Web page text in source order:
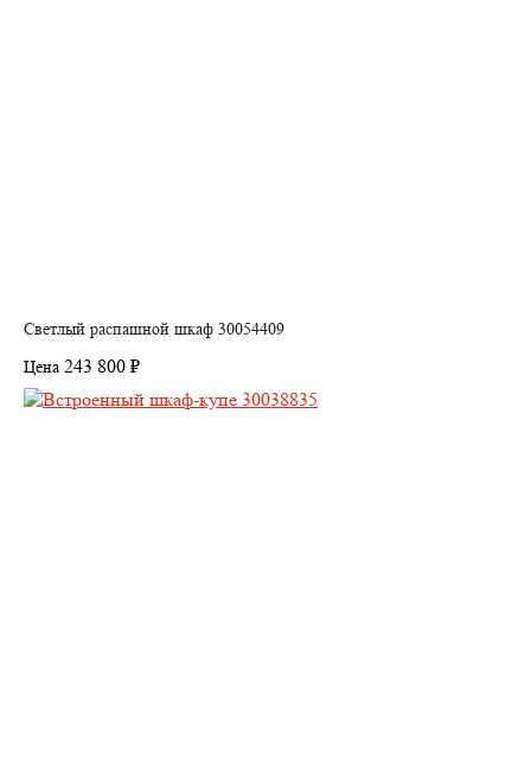
Светлый распашной шкаф 30054409
Цена 243 800 ₽